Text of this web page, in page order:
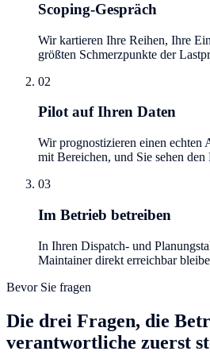
Scoping-Gespräch
Wir kartieren Ihre Reihen, Ihre
größten Schmerzpunkte der
02
Pilot auf Ihren Daten
Wir prognostizieren einen echten
mit Bereichen, und Sie sehen den
03
Im Betrieb betreiben
In Ihren Dispatch- und
Maintainer direkt erreichbar
Bevor Sie fragen
Die drei Fragen, die
verantwortliche zuerst